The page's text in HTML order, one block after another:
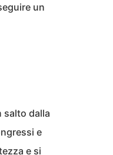
un
salto dalla
e
e si